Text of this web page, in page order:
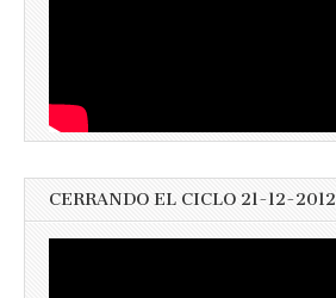
CERRANDO EL CICLO 21-12-2012